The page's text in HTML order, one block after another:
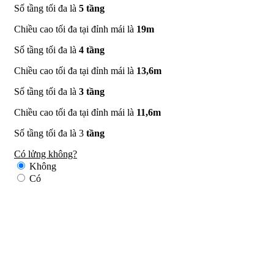
Số tầng tối đa là 5 tầng
Chiều cao tối đa tại đỉnh mái là 19m
Số tầng tối đa là 4 tầng
Chiều cao tối đa tại đỉnh mái là 13,6m
Số tầng tối đa là 3 tầng
Chiều cao tối đa tại đỉnh mái là 11,6m
Số tầng tối đa là 3 tầng
Có lửng không?
Không
Có